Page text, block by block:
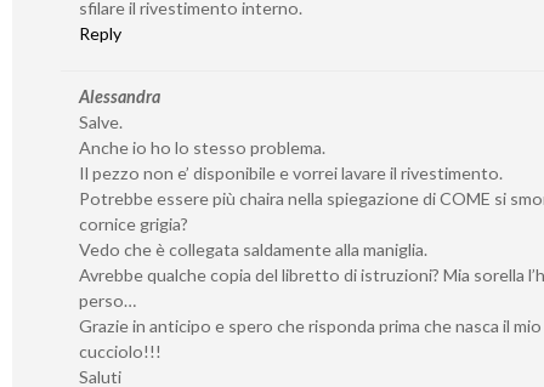
sfilare il rivestimento interno.
Reply
Alessandra
Salve.
Anche io ho lo stesso problema.
Il pezzo non e’ disponibile e vorrei lavare il rivestimento.
Potrebbe essere più chaira nella spiegazione di COME si
cornice grigia?
Vedo che è collegata saldamente alla maniglia.
Avrebbe qualche copia del libretto di istruzioni? Mia sorella
perso…
Grazie in anticipo e spero che risponda prima che nasca il mio
cucciolo!!!
Saluti